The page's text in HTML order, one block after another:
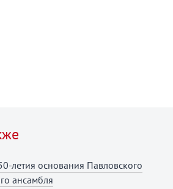
летия основания Павловского
ансамбля